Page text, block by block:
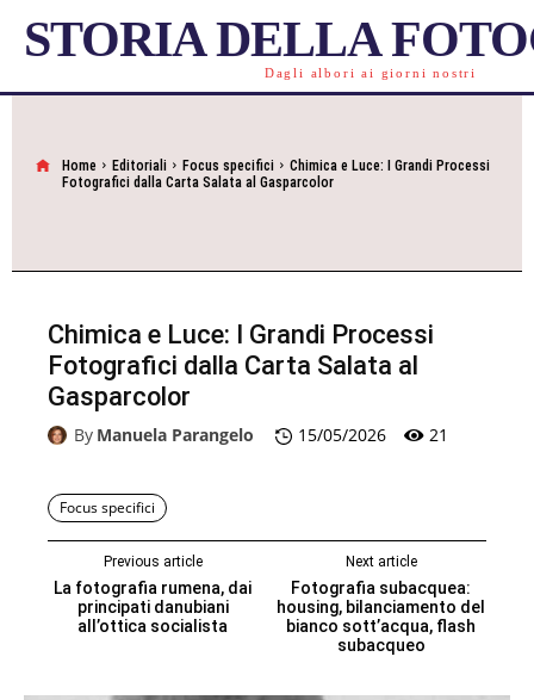
STORIA DELLA
Dagli albori ai giorni nostri
Home Editoriali Focus specifici
Chimica e Luce: I Grandi Processi
Fotografici dalla Carta Salata al Gasparcolor
Chimica e Luce: I Grandi Processi
Fotografici dalla Carta Salata al
Gasparcolor
By Manuela Parangelo 15/05/2026 21
Focus specifici
Previous article
La fotografia rumena, dai
principati danubiani
all’ottica socialista
Next article
Fotografia subacquea:
housing, bilanciamento del
bianco sott’acqua, flash
subacqueo